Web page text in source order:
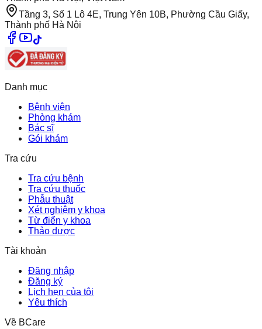
Tầng 3, Số 1 Lô 4E, Trung Yên 10B, Phường Cầu Giấy,
Thành phố Hà Nội
Danh mục
Bệnh viện
Phòng khám
Bác sĩ
Gói khám
Tra cứu
Tra cứu bệnh
Tra cứu thuốc
Phẫu thuật
Xét nghiệm y khoa
Từ điển y khoa
Thảo dược
Tài khoản
Đăng nhập
Đăng ký
Lịch hẹn của tôi
Yêu thích
Về BCare